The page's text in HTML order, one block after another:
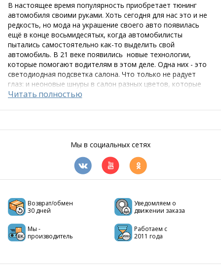
В настоящее время популярность приобретает тюнинг
автомобиля своими руками. Хоть сегодня для нас это и не
редкость, но мода на украшение своего авто появилась
ещё в конце восьмидесятых, когда автомобилисты
пытались самостоятельно как-то выделить свой
автомобиль. В 21 веке появились новые технологии,
которые помогают водителям в этом деле. Одна них - это
светодиодная подсветка салона. Что только не радует
глаз: и неоновые шнуры в салон разных цветов, которые
реагируют на звучание, и более яркая синяя подсветка
универсальная диодная лампа. Все этиавтотоварыпросто
целеустремленных автолюбителей. Все зависит от Вашей
фантазии - просто прояви креативность, стань художником
Мы в социальных сетях
Возврат/обмен
30 дней
Уведомляем о
движении заказа
Мы -
производитель
Работаем с
2011 года